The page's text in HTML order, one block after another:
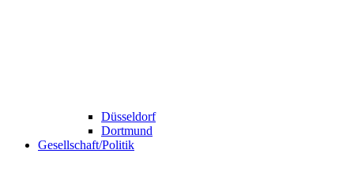
Düsseldorf
Dortmund
Gesellschaft/Politik